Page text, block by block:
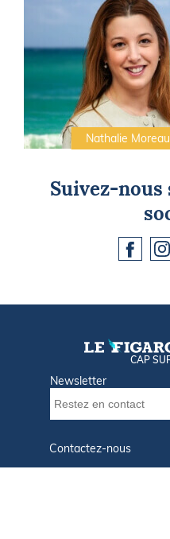
Nathalie Moreau
Suivez-nous
CAP
Newsletter
Contactez-nous